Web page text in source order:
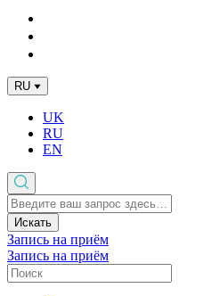
RU
UK
RU
EN
Искать
Запись на приём
Запись на приём